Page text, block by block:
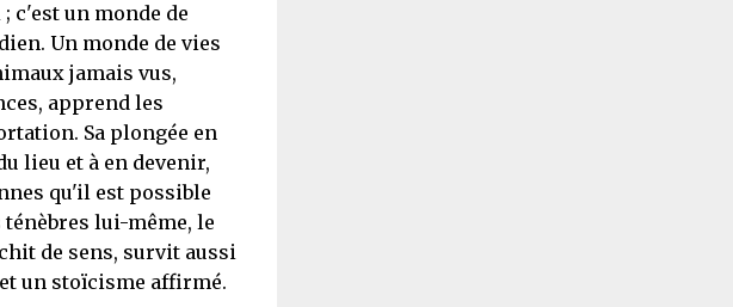
c'est un monde de
Un monde de vies
jamais vus,
apprend les
Sa plongée en
lieu et à en devenir,
qu'il est possible
ténèbres lui-même, le
de sens, survit aussi
un stoïcisme affirmé.